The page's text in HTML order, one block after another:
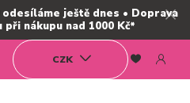
ještě dnes • Doprava
nákupu nad 1000 Kč*
CZK